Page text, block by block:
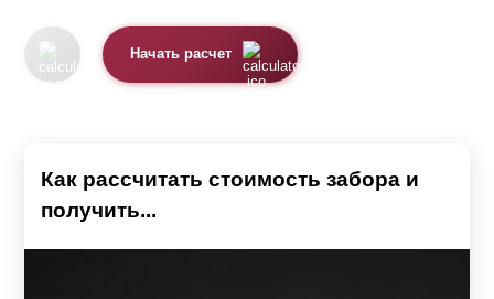
Начать расчет
Как рассчитать стоимость забора и
получить...